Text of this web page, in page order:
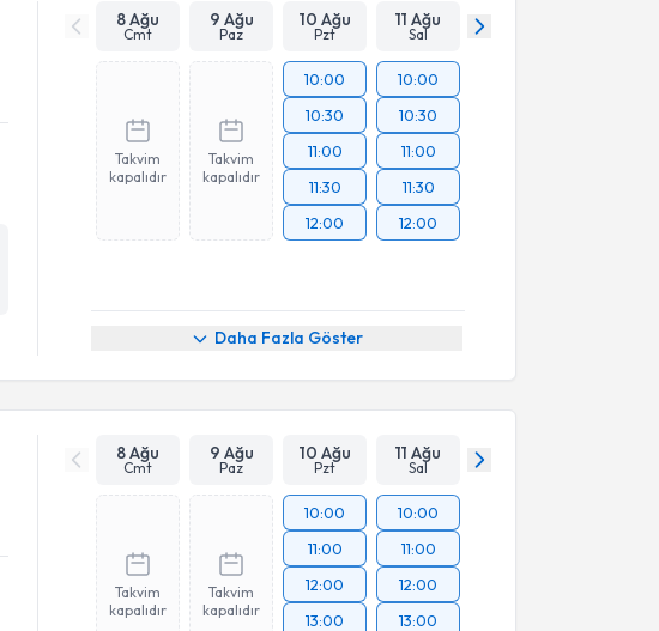
8 Ağu
Cmt
9 Ağu
Paz
10 Ağu
Pzt
11 Ağu
Sal
Takvim
kapalıdır
Takvim
kapalıdır
10:00
10:30
11:00
11:30
12:00
10:00
10:30
11:00
11:30
12:00
Daha Fazla Göster
8 Ağu
Cmt
9 Ağu
Paz
10 Ağu
Pzt
11 Ağu
Sal
Takvim
kapalıdır
Takvim
kapalıdır
10:00
11:00
12:00
13:00
10:00
11:00
12:00
13:00